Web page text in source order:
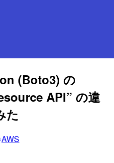
(Boto3) の
API” の違
た
AWS